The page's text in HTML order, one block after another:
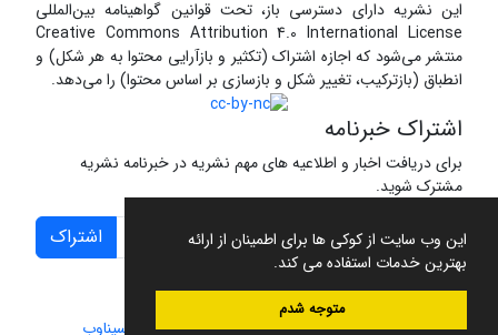
این وب سایت از کوکی ها برای اطمینان از ارائه
بهترین خدمات استفاده می کند.
متوجه شدم
این نشریه دارای دسترسی باز، تحت قوانین گواهینامه بین‌المللی
Creative Commons Attribution 4.0 International License
منتشر می‌شود که اجازه اشتراک (تکثیر و بازآرایی محتوا به هر شکل) و
انطباق (بازترکیب، تغییر شکل و بازسازی بر اساس محتوا) را می‌دهد.
اشتراک خبرنامه
برای دریافت اخبار و اطلاعیه های مهم نشریه در خبرنامه نشریه
مشترک شوید.
اشتراک
سامانه مدیریت نشریات علمی.طراحی و پیاده سازی از سیناوب